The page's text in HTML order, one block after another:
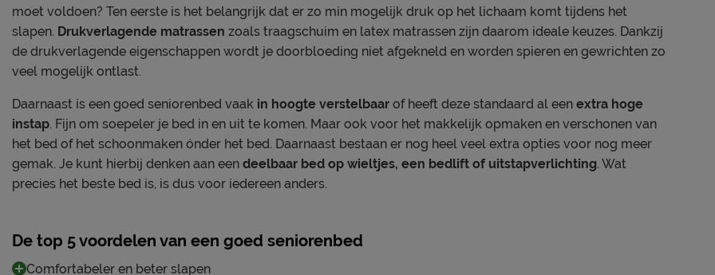
moet voldoen? Ten eerste is het belangrijk dat er zo min mogelijk druk op het lichaam komt tijdens het
slapen. Drukverlagende matrassen zoals traagschuim en latex matrassen zijn daarom ideale keuzes. Dankzij
de drukverlagende eigenschappen wordt je doorbloeding niet afgekneld en worden spieren en gewrichten zo
veel mogelijk ontlast.
Daarnaast is een goed seniorenbed vaak in hoogte verstelbaar of heeft deze standaard al een extra hoge
instap. Fijn om soepeler je bed in en uit te komen. Maar ook voor het makkelijk opmaken en verschonen van
het bed of het schoonmaken ónder het bed. Daarnaast bestaan er nog heel veel extra opties voor nog meer
gemak. Je kunt hierbij denken aan een deelbaar bed op wieltjes, een bedlift of uitstapverlichting. Wat
precies het beste bed is, is dus voor iedereen anders.
De top 5 voordelen van een goed seniorenbed
Comfortabeler en beter slapen